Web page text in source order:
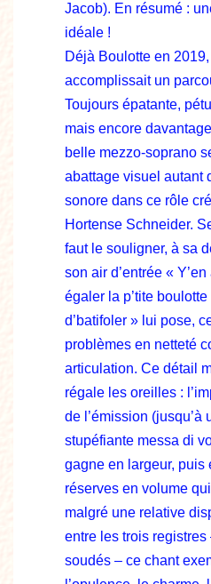
Jacob). En résumé :
idéale !
Déjà Boulotte en
accomplissait un
Toujours épatante,
mais encore
belle mezzo-soprano
abattage visuel autant
sonore dans ce rôle
Hortense Schneider.
faut le souligner, à sa
son air d’entrée «
égaler la p’tite boulotte
d’batifoler » lui pose,
problèmes en netteté
articulation. Ce détail
régale les oreilles :
de l’émission (jusqu’à
stupéfiante messa di
gagne en largeur, puis
réserves en volume
malgré une relative
entre les trois registres
soudés – ce chant